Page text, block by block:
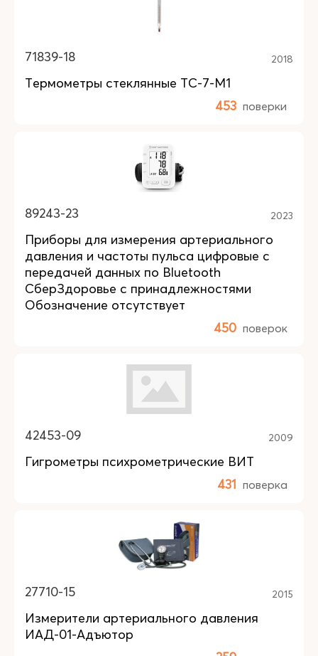
71839-18 2018
Термометры стеклянные ТС-7-М1
453 поверки
89243-23 2023
Приборы для измерения артериального
давления и частоты пульса цифровые с
передачей данных по Bluetooth
СберЗдоровье с принадлежностями
Обозначение отсутствует
450 поверок
42453-09 2009
Гигрометры психрометрические ВИТ
431 поверка
27710-15 2015
Измерители артериального давления
ИАД-01-Адъютор